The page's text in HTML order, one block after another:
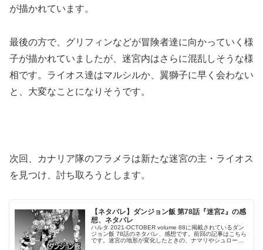
が描かれています。
最後の方で、グリフィンなどが冒険者達に向かっていく様
子が描かれていましたが、迷宮内はさらに混乱しそうな様
相です。ライオス達はマルシルか、翼獅子に早く会わない
と、大変なことになりそうです。
次回、カナリア隊のフラメラは新たな迷宮の主・ライオス
を見つけ、討ち取ろうとします。
【ネタバレ】ダンジョン飯 第78話『迷宮2』の感
想、ネタバレ
ハルタ 2021-OCTOBER volume 88に掲載されているダン
ジョン飯 78話のネタバレ、感想です。前回の記事はこちら
です。迷宮の地形が変化したときの、ナマリやシュロー、